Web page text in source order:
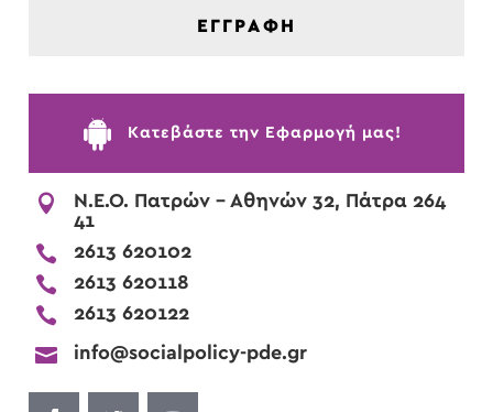
ΕΓΓΡΑΦΗ
 Kατεβάστε την Εφαρμογή μας!

Ν.Ε.Ο. Πατρών - Αθηνών 32, Πάτρα 264
41
 2613 620102
 2613 620118
 2613 620122
 info@socialpolicy-pde.gr